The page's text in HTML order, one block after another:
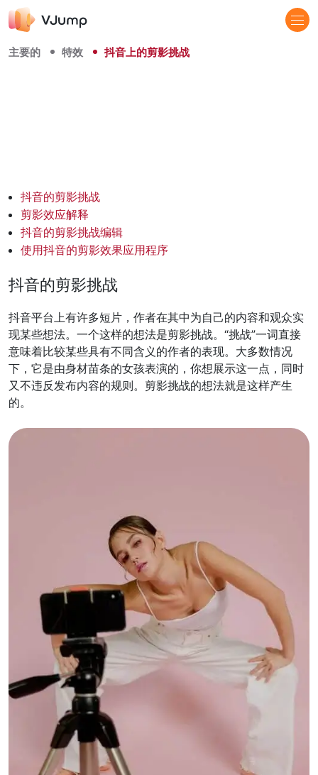
主要的 特效 抖音上的剪影挑战
抖音的剪影挑战
剪影效应解释
抖音的剪影挑战编辑
使用抖音的剪影效果应用程序
抖音的剪影挑战
抖音平台上有许多短片，作者在其中为自己的内容和观众实
现某些想法。一个这样的想法是剪影挑战。“挑战”一词直接
意味着比较某些具有不同含义的作者的表现。大多数情况
下，它是由身材苗条的女孩表演的，你想展示这一点，同时
又不违反发布内容的规则。剪影挑战的想法就是这样产生
的。